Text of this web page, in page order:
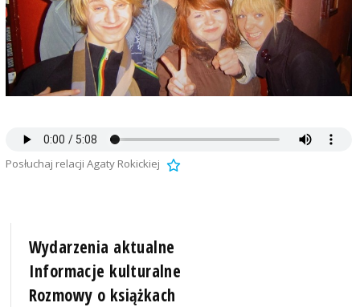
Posłuchaj relacji Agaty Rokickiej
Wydarzenia aktualne
Informacje kulturalne
Rozmowy o książkach